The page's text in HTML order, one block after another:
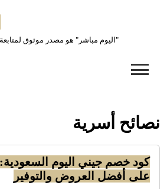
"اليوم مباشر" هو مصدر موثوق
نصائح أسرية
كود خصم جيني اليوم
على أفضل العروض والتوفير